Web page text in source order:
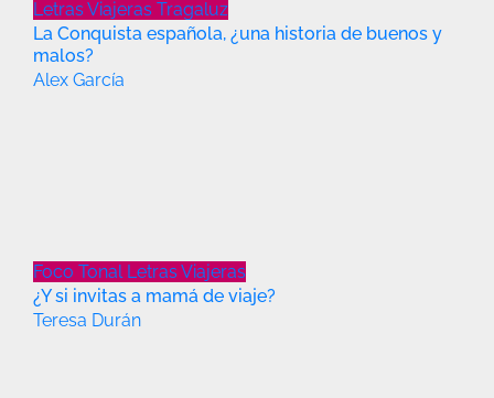
Letras Viajeras Tragaluz
La Conquista española, ¿una historia de buenos y
malos?
Alex García
Foco Tonal Letras Viajeras
¿Y si invitas a mamá de viaje?
Teresa Durán